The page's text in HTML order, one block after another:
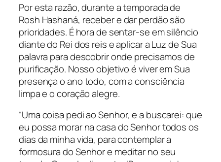
Por esta razão, durante a temporada de
Rosh Hashaná, receber e dar perdão são
prioridades. É hora de sentar-se em silêncio
diante do Rei dos reis e aplicar a Luz de Sua
palavra para descobrir onde precisamos de
purificação. Nosso objetivo é viver em Sua
presença o ano todo, com a consciência
limpa e o coração alegre.
“Uma coisa pedi ao Senhor, e a buscarei: que
eu possa morar na casa do Senhor todos os
dias da minha vida, para contemplar a
formosura do Senhor e meditar no seu